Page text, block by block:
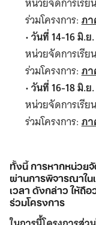
ร่วมโครงการ:ภ
•วันที่ 14-16 มิ.ย
หน่วยจัดการเรีย
ร่วมโครงการ:ภ
•วันที่ 16-18 มิ.ย
หน่วยจัดการเรีย
ร่วมโครงการ:ภ
ทั้งนี้ การหากหน่วย
ผ่านการพิจารณาใน
เวลา ดังกล่าว ให้ถื
ร่วมโครงการ